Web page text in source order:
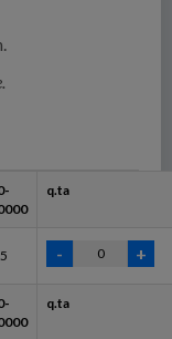
q.ta
q.ta